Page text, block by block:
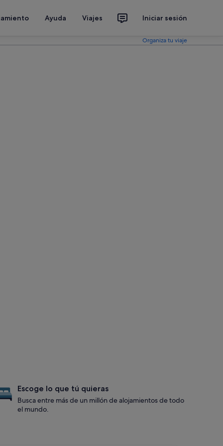
Ayuda Viajes Iniciar sesión
Organiza tu viaje
Escoge lo que tú quieras
Busca entre más de un millón de alojamientos de todo
el mundo.